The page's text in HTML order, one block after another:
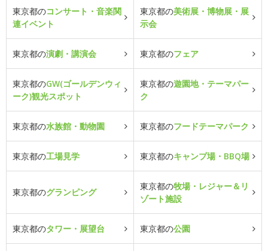
東京都のコンサート・音楽関
連イベント
東京都の美術展・博物展・展
示会
東京都の演劇・講演会 東京都のフェア
東京都のGW(ゴールデンウィ
ーク)観光スポット
東京都の遊園地・テーマパー
ク
東京都の水族館・動物園 東京都のフードテーマパーク
東京都の工場見学 東京都のキャンプ場・BBQ場
東京都のグランピング
東京都の牧場・レジャー＆リ
ゾート施設
東京都のタワー・展望台 東京都の公園